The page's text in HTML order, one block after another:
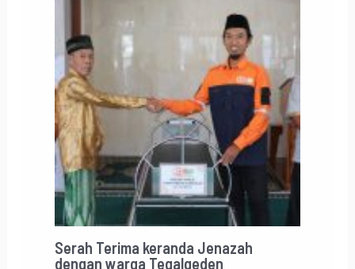
Serah Terima keranda Jenazah
dengan warga Tegalgeden